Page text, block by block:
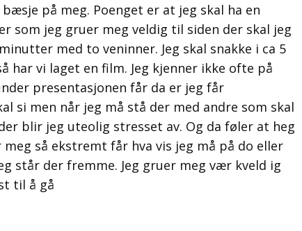
på meg. Poenget er at jeg skal ha en
som jeg gruer meg veldig til siden der skal jeg
med to veninner. Jeg skal snakke i ca 5
har vi laget en film. Jeg kjenner ikke ofte på
presentasjonen får da er jeg får
si men når jeg må stå der med andre som skal
blir jeg uteolig stresset av. Og da føler at heg
meg så ekstremt får hva vis jeg må på do eller
står der fremme. Jeg gruer meg vær kveld ig
til å gå